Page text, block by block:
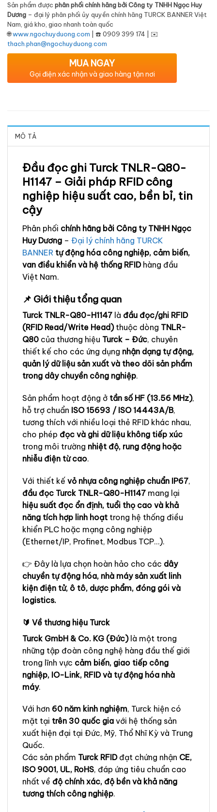
Sản phẩm được phân phối chính hãng bởi Công ty TNHH Ngọc Huy
Dương – đại lý phân phối ủy quyền chính hãng TURCK BANNER Việt
Nam, giá kho, giao nhanh toàn quốc
🌐www.ngochuyduong.com | ☎️ 0909 399 174 | ✉️
thach.phan@ngochuyduong.com
MUA NGAY
Gọi điện xác nhận và giao hàng tận nơi
MÔ TẢ
Đầu đọc ghi Turck TNLR-Q80-
H1147 – Giải pháp RFID công
nghiệp hiệu suất cao, bền bỉ, tin
cậy
Phân phối chính hãng bởi Công ty TNHH Ngọc
Huy Dương – Đại lý chính hãng TURCK
BANNER tự động hóa công nghiệp, cảm biến,
van điều khiển và hệ thống RFIDhàng đầu
Việt Nam.
📌 Giới thiệu tổng quan
Turck TNLR-Q80-H1147 là đầu đọc/ghi RFID
(RFID Read/Write Head)thuộc dòng TNLR-
Q80 của thương hiệu Turck – Đức, chuyên
thiết kế cho các ứng dụng nhận dạng tự động,
quản lý dữ liệu sản xuất và theo dõi sản phẩm
trong dây chuyền công nghiệp.
Sản phẩm hoạt động ở tần số HF (13.56 MHz),
hỗ trợ chuẩn ISO 15693 / ISO 14443A/B,
tương thích với nhiều loại thẻ RFID khác nhau,
cho phép đọc và ghi dữ liệu không tiếp xúc
trong môi trường nhiệt độ, rung động hoặc
nhiễu điện từ cao.
Với thiết kế vỏ nhựa công nghiệp chuẩn IP67,
đầu đọc Turck TNLR-Q80-H1147 mang lại
hiệu suất đọc ổn định, tuổi thọ cao và khả
năng tích hợp linh hoạt trong hệ thống điều
khiển PLC hoặc mạng công nghiệp
(Ethernet/IP, Profinet, Modbus TCP…).
👉 Đây là lựa chọn hoàn hảo cho các dây
chuyền tự động hóa, nhà máy sản xuất linh
kiện điện tử, ô tô, dược phẩm, đóng gói và
logistics.
🔰 Về thương hiệu Turck
Turck GmbH & Co. KG (Đức)là một trong
những tập đoàn công nghệ hàng đầu thế giới
trong lĩnh vực cảm biến, giao tiếp công
nghiệp, IO-Link, RFID và tự động hóa nhà
máy.
Với hơn 60 năm kinh nghiệm, Turck hiện có
mặt tại trên 30 quốc gia với hệ thống sản
xuất hiện đại tại Đức, Mỹ, Thổ Nhĩ Kỳ và Trung
Quốc.
Các sản phẩm Turck RFIDđạt chứng nhận CE,
ISO 9001, UL, RoHS, đáp ứng tiêu chuẩn cao
nhất về độ chính xác, độ bền và khả năng
tương thích công nghiệp.